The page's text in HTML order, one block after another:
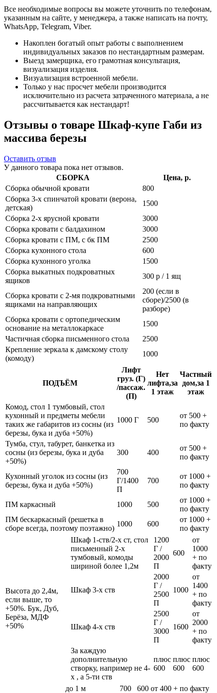
Все необходимые вопросы вы можете уточнить по телефонам,
указанным на сайте, у менеджера, а также написать на почту,
WhatsApp, Telegram, Viber.
Накоплен богатый опыт работы с выполнением
индивидуальных заказов по нестандартным размерам.
Выезд замерщика, его грамотная консультация,
визуализация изделия.
Визуализация встроенной мебели.
Только у нас просчет мебели производится
исключительно из расчета затраченного материала, а не
рассчитывается как нестандарт!
Отзывы о товаре Шкаф-купе Габи из
массива березы
Оставить отзыв
У данного товара пока нет отзывов.
СБОРКА
Цена, р.
Сборка обычной кровати
800
Сборка 3-х спинчатой кровати (верона,
детская)
1500
Сборка 2-х ярусной кровати
3000
Сборка кровати с балдахином
3000
Сборка кровати с ПМ, с бк ПМ
2500
Сборка кухонного стола
600
Сборка кухонного уголка
1500
Сборка выкатных подкроватных
ящиков
300 р / 1 ящ
Сборка кровати с 2-мя подкроватными
ящиками на направляющих
200 (если в
сборе)/2500 (в
разборе)
Сборка кровати с ортопедическим
основание на металлокаркасе
1500
Частичная сборка письменного стола
2500
Крепление зеркала к дамскому столу
(комоду)
1000
ПОДЪЁМ
Лифт
груз. (Г)
/пассаж.
(П)
Нет
лифта,за
1 этаж
Частный
дом,за 1
этаж
Комод, стол 1 тумбовый, стол
кухонный и предметы мебели
таких же габаритов из сосны (из
березы, бука и дуба +50%)
1000 Г 500
от 500 +
по факту
Тумба, стул, табурет, банкетка из
сосны (из березы, бука и дуба
+50%)
300 400
от 500 +
по факту
Кухонный уголок из сосны (из
березы, бука и дуба +50%)
700
Г/1400
П
700
от 1000 +
по факту
ПМ каркасный 1000 500
от 1000 +
по факту
ПМ бескаркасный (решетка в
сборе всегда, поэтому поэтажно)
1000 600
от 1000 +
по факту
Высота до 2,4м,
если выше, то
+50%. Бук, Дуб,
Берёза, МДФ
+50%
Шкаф 1-ств/2-х ст, стол
письменный 2-х
тумбовый, комоды
шириной более 1,2м
1200
Г /
2000
П
600
от
1000
+ по
факту
Шкаф 3-х ств
2000
Г /
2500
П
1000
от
1400
+ по
факту
Шкаф 4-х ств
2500
Г /
3000
П
1600
от
2000
+ по
факту
За каждую
дополнительную
створку, например не 4-
х , а 5-ти ств
плюс
600
плюс
600
плюс
600
до 1 м 700 600 от 400 + по факту